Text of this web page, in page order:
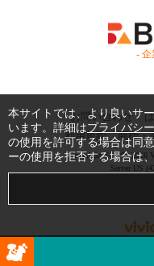
- 企
お問い合わせ
利用規約
商標・
Copyright © 1999-2026
Server US
本サイトでは、より良いサ
います。詳細はプライバシ
の使用を許可する場合は同
ーの使用を拒否する場合は